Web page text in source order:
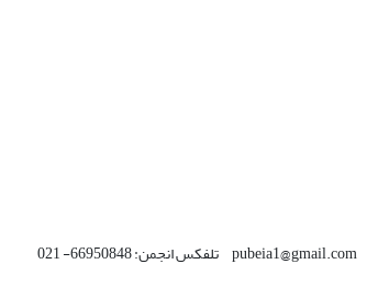
pubeia1@gmail.com تلفکس انجمن: 66950848- 021